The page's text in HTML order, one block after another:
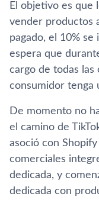
El objetivo es que
vender productos
pagado, el 10% se
espera que
cargo de todas las
consumidor tenga
De momento no
el camino de
asoció con
comerciales
dedicada, y
dedicada con